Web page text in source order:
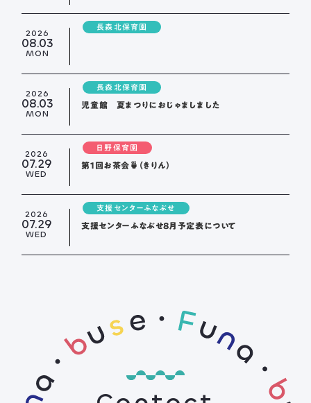
2026
08.03
MON
長森北保育園
2026
08.03
MON
長森北保育園
児童館 夏まつりにおじゃましました
2026
07.29
WED
日野保育園
第１回お茶会🍵（きりん）
2026
07.29
WED
支援センターふなぶせ
支援センターふなぶせ8月予定表について